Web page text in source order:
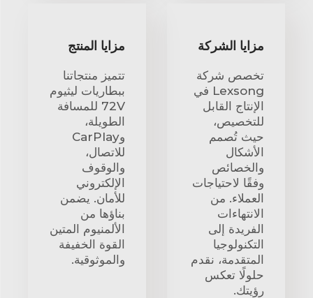
مزايا الشركة
تخصص شركة
Lexsong في
الإنتاج القابل
للتخصيص،
حيث تُصمم
الأشكال
والخصائص
وفقًا لاحتياجات
العملاء. من
الانتهاءات
الفريدة إلى
التكنولوجيا
المتقدمة، نقدم
حلولًا تعكس
رؤيتك.
مزايا المنتج
تتميز منتجاتنا
ببطاريات ليثيوم
72V للمسافة
الطويلة،
وCarPlay
للاتصال،
والوقوف
الإلكتروني
للأمان. يضمن
بناؤها من
الألمنيوم المتين
القوة الخفيفة
والموثوقية.